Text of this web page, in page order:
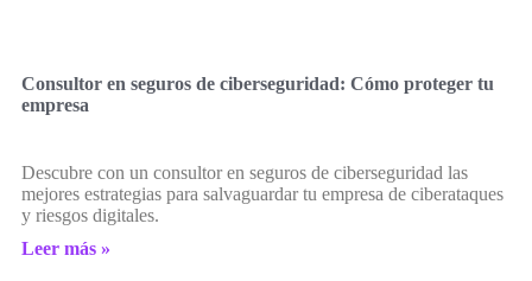
Consultor en seguros de ciberseguridad: Cómo proteger tu
empresa
Descubre con un consultor en seguros de ciberseguridad las
mejores estrategias para salvaguardar tu empresa de ciberataques
y riesgos digitales.
Leer más »